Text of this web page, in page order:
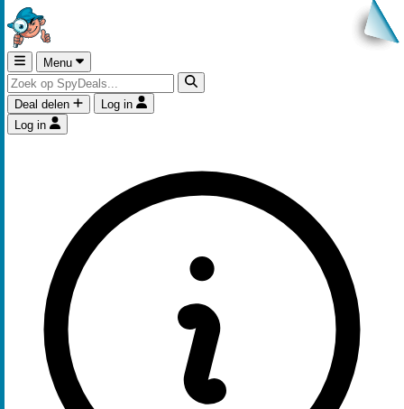
Menu
Deal delen
Log in
Log in